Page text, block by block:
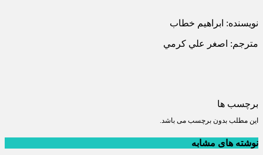
نويسنده: ابراهيم خطاب
مترجم: اصغر علي كرمي
برچسب ها
این مطلب بدون برچسب می باشد.
نوشته های مشابه